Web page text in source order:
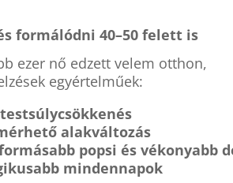
formálódni 40–50 felett is
ezer nő edzett velem otthon,
egyértelműek:
testsúlycsökkenés
alakváltozás
popsi és vékonyabb
mindennapok